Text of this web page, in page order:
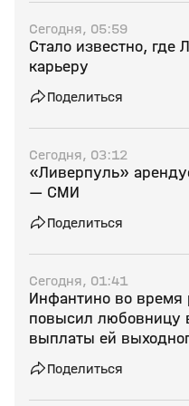
Сегодня, 05:59
Стало известно,
карьеру
Поделиться
Сегодня, 03:12
«Ливерпуль»
— СМИ
Поделиться
Сегодня, 01:41
Инфантино во время
повысил любовницу
выплаты ей
Поделиться